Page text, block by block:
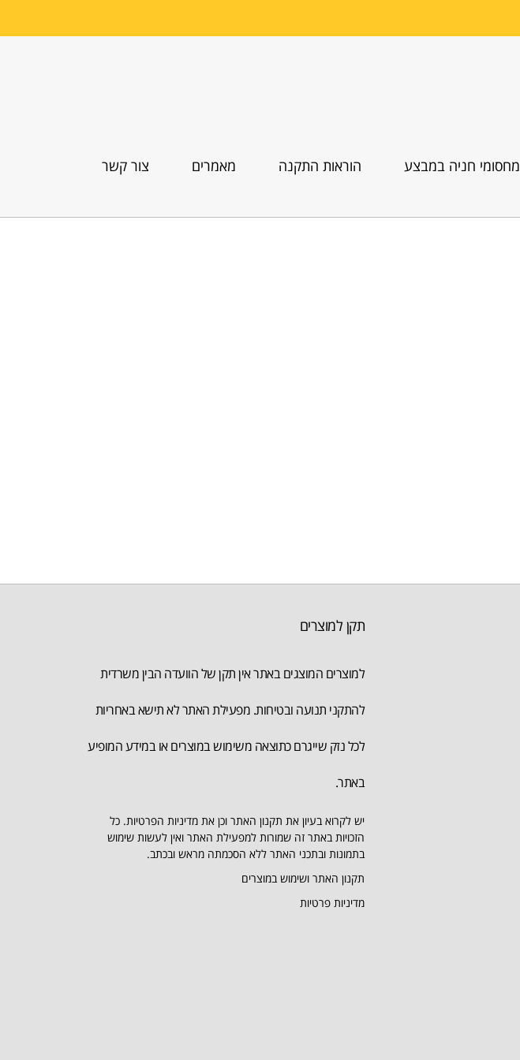
מחסומי חניה במבצע הוראות התקנה מאמרים צור קשר
תקן למוצרים
למוצרים המוצגים באתר אין תקן של הוועדה הבין משרדית
להתקני תנועה ובטיחות. מפעילת האתר לא תישא באחריות
לכל נזק שייגרם כתוצאה משימוש במוצרים או במידע המופיע
באתר.
יש לקרוא בעיון את תקנון האתר וכן את מדיניות הפרטיות. כל
הזכויות באתר זה שמורות למפעילת האתר ואין לעשות שימוש
בתמונות ובתכני האתר ללא הסכמתה מראש ובכתב.
תקנון האתר ושימוש במוצרים
מדיניות פרטיות